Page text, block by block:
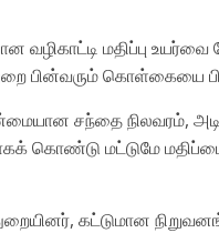
வழிகாட்டி மதிப்பு
பின்வரும் கொள்கையை
சந்தை நிலவரம்,
கொண்டு மட்டுமே
கட்டுமான